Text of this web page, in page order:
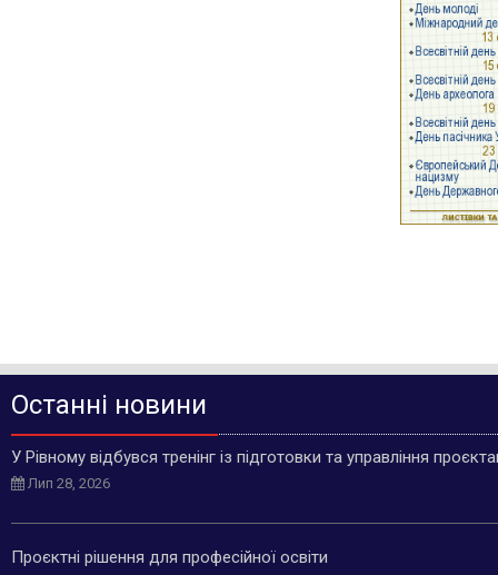
Останні новини
У Рівному відбувся тренінг із підготовки та управління
Лип 28, 2026
Проєктні рішення для професійної освіти